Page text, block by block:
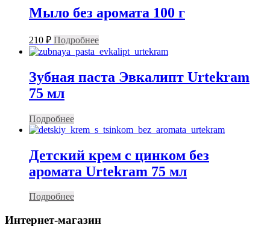
Мыло без аромата 100 г
210 ₽ Подробнее
Зубная паста Эвкалипт Urtekram
75 мл
Подробнее
Детский крем с цинком без
аромата Urtekram 75 мл
Подробнее
Интернет-магазин